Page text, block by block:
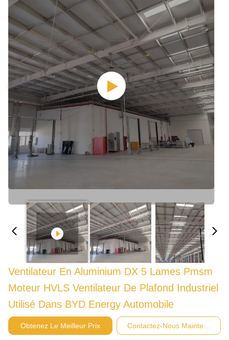
Ventilateur En Aluminium DX 5 Lames Pmsm
Moteur HVLS Ventilateur De Plafond Industriel
Utilisé Dans BYD Energy Automobile
Obtenez Le Meilleur Prix Contactez-Nous Maintenant